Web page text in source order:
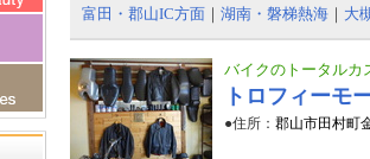
富田・郡山IC方面 ｜ 湖南・磐梯熱海 ｜ 大
バイクのトータルカ
トロフィーモ
●住所： 郡山市田村町